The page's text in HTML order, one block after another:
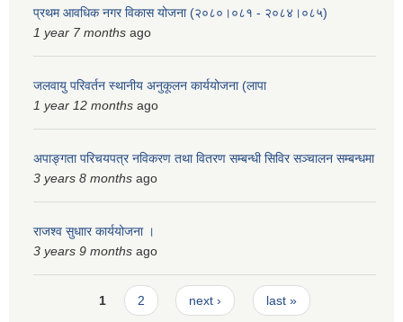
प्रथम आवधिक नगर विकास योजना (२०८०।०८१ - २०८४।०८५)
1 year 7 months ago
जलवायु परिवर्तन स्थानीय अनुकूलन कार्ययोजना (लापा
1 year 12 months ago
अपाङ्गता परिचयपत्र नविकरण तथा वितरण सम्बन्धी सिविर सञ्चालन सम्बन्धमा
3 years 8 months ago
राजश्व सुधाार कार्ययोजना ।
3 years 9 months ago
Pages1 2 next › last »